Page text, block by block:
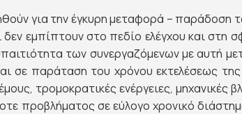
για την έγκυρη μεταφορά –
εμπίπτουν στο πεδίο ελέγχου και στη
των συνεργαζόμενων με αυτή
σε παράταση του χρόνου εκτελέσεως
τρομοκρατικές ενέργειες, μηχανικές
προβλήματος σε εύλογο χρονικό